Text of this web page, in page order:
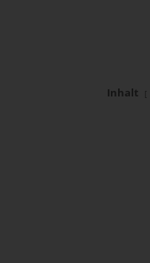
Inhalt